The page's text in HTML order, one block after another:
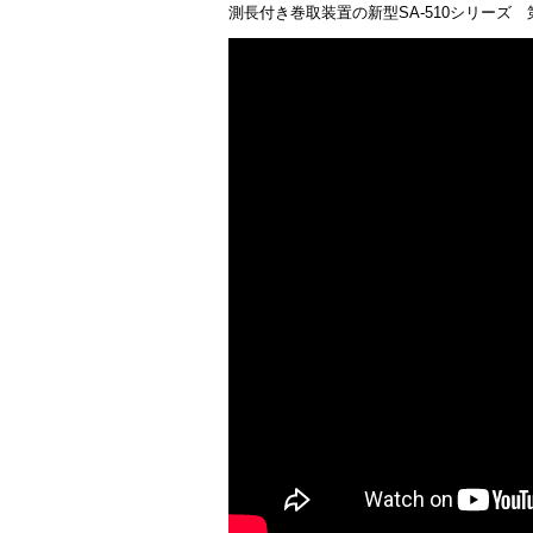
測長付き巻取装置の新型SA-510シリーズ